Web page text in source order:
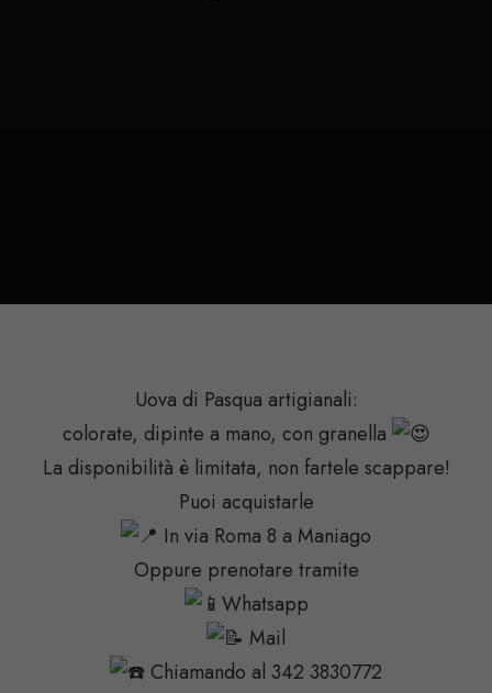
Uova di Pasqua artigianali:
colorate, dipinte a mano, con granella
La disponibilità è limitata, non fartele scappare!
Puoi acquistarle
In via Roma 8 a Maniago
Oppure prenotare tramite
Whatsapp
Mail
Chiamando al 342 3830772